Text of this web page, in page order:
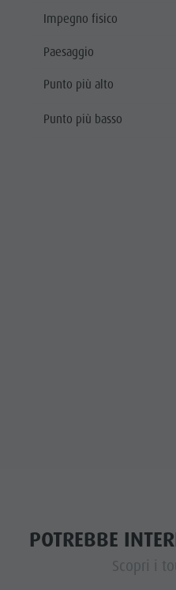
Impegno fisico
Paesaggio
Punto più alto
Punto più basso
POTREBBE
Scopri i